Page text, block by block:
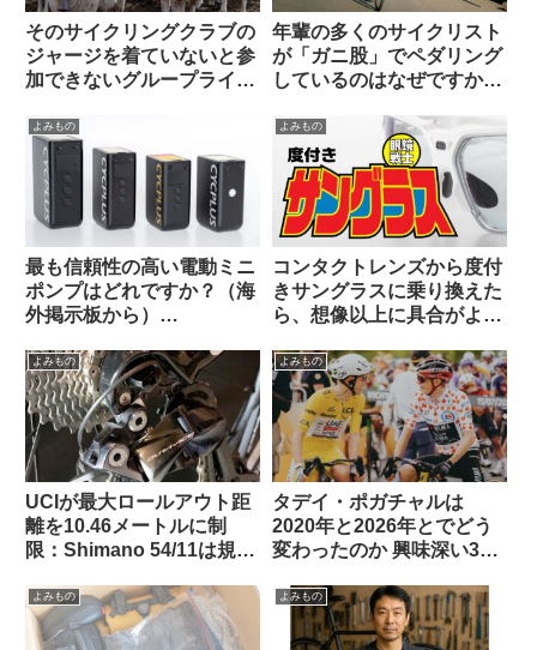
そのサイクリングクラブの
ジャージを着ていないと参
加できないグループライド
板から）
年輩の多くのサイクリスト
が「ガニ股」でペダリング
しているのはなぜですか
よみもの
最も信頼性の高い電動ミニ
ポンプはどれですか？（海
外掲示板から）
Silca / Fanttik / Trek /
Fumpa Pumpa】
よみもの
コンタクトレンズから度付
きサングラスに乗り換えた
ら、想像以上に具合がよか
よみもの
UCIが最大ロールアウト距
離を10.46メートルに制
限：Shimano 54/11は規定
違反にーー海外掲示板での
意見を観察
よみもの
タデイ・ポガチャルは
2020年と2026年とでどう
変わったのか 興味深い3つ
から）
よみもの よみもの